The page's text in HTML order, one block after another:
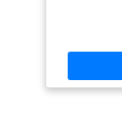
: la pince
fonction
la